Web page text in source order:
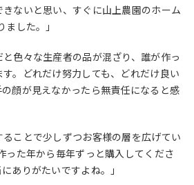
きないと思い、すぐに山上農園のホーム
した。」
と色々な生産者の品が混ざり、誰が作っ
。どれだけ努力しても、どれだけ良い
顔が見えなかったら無責任になると感
ることで少しずつお客様の層を広げてい
った年から毎年ずっと購入してくださ
ありがたいですよね。」